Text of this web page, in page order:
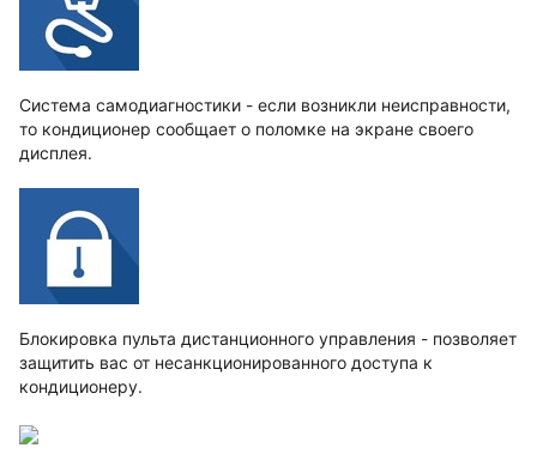
Система самодиагностики - если возникли неисправности,
то кондиционер сообщает о поломке на экране своего
дисплея.
Блокировка пульта дистанционного управления - позволяет
защитить вас от несанкционированного доступа к
кондиционеру.